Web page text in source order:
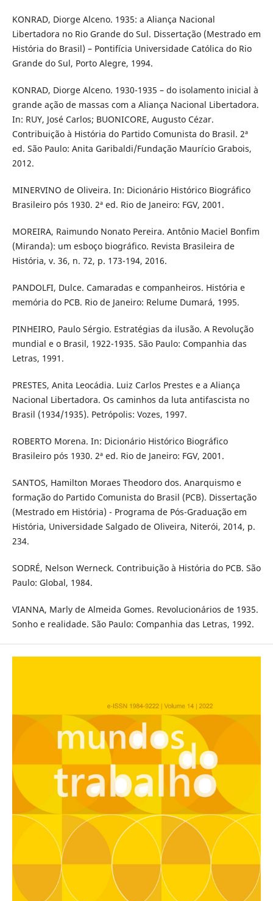
KONRAD, Diorge Alceno. 1935: a Aliança Nacional
Libertadora no Rio Grande do Sul. Dissertação (Mestrado em
História do Brasil) – Pontifícia Universidade Católica do Rio
Grande do Sul, Porto Alegre, 1994.
KONRAD, Diorge Alceno. 1930-1935 – do isolamento inicial à
grande ação de massas com a Aliança Nacional Libertadora.
In: RUY, José Carlos; BUONICORE, Augusto Cézar.
Contribuição à História do Partido Comunista do Brasil. 2ª
ed. São Paulo: Anita Garibaldi/Fundação Maurício Grabois,
2012.
MINERVINO de Oliveira. In: Dicionário Histórico Biográfico
Brasileiro pós 1930. 2ª ed. Rio de Janeiro: FGV, 2001.
MOREIRA, Raimundo Nonato Pereira. Antônio Maciel Bonfim
(Miranda): um esboço biográfico. Revista Brasileira de
História, v. 36, n. 72, p. 173-194, 2016.
PANDOLFI, Dulce. Camaradas e companheiros. História e
memória do PCB. Rio de Janeiro: Relume Dumará, 1995.
PINHEIRO, Paulo Sérgio. Estratégias da ilusão. A Revolução
mundial e o Brasil, 1922-1935. São Paulo: Companhia das
Letras, 1991.
PRESTES, Anita Leocádia. Luiz Carlos Prestes e a Aliança
Nacional Libertadora. Os caminhos da luta antifascista no
Brasil (1934/1935). Petrópolis: Vozes, 1997.
ROBERTO Morena. In: Dicionário Histórico Biográfico
Brasileiro pós 1930. 2ª ed. Rio de Janeiro: FGV, 2001.
SANTOS, Hamilton Moraes Theodoro dos. Anarquismo e
formação do Partido Comunista do Brasil (PCB). Dissertação
(Mestrado em História) - Programa de Pós-Graduação em
História, Universidade Salgado de Oliveira, Niterói, 2014, p.
234.
SODRÉ, Nelson Werneck. Contribuição à História do PCB. São
Paulo: Global, 1984.
VIANNA, Marly de Almeida Gomes. Revolucionários de 1935.
Sonho e realidade. São Paulo: Companhia das Letras, 1992.